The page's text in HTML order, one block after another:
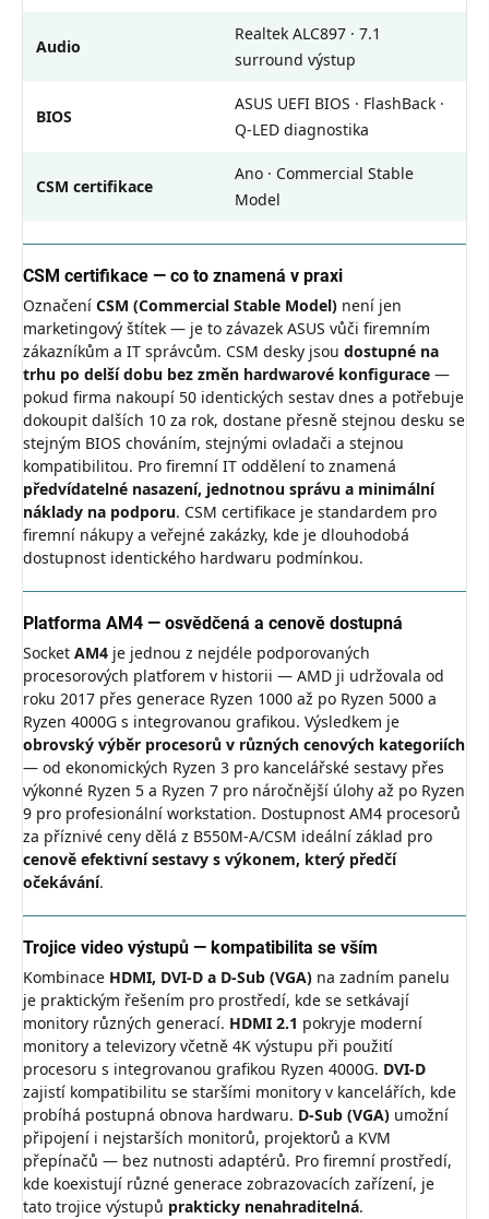
Audio
Realtek ALC897 · 7.1
surround výstup
BIOS
ASUS UEFI BIOS · FlashBack ·
Q-LED diagnostika
CSM certifikace
Ano · Commercial Stable
Model
CSM certifikace — co to znamená v praxi
Označení CSM (Commercial Stable Model) není jen
marketingový štítek — je to závazek ASUS vůči firemním
zákazníkům a IT správcům. CSM desky jsou dostupné na
trhu po delší dobu bez změn hardwarové konfigurace —
pokud firma nakoupí 50 identických sestav dnes a potřebuje
dokoupit dalších 10 za rok, dostane přesně stejnou desku se
stejným BIOS chováním, stejnými ovladači a stejnou
kompatibilitou. Pro firemní IT oddělení to znamená
předvídatelné nasazení, jednotnou správu a minimální
náklady na podporu. CSM certifikace je standardem pro
firemní nákupy a veřejné zakázky, kde je dlouhodobá
dostupnost identického hardwaru podmínkou.
Platforma AM4 — osvědčená a cenově dostupná
Socket AM4 je jednou z nejdéle podporovaných
procesorových platforem v historii — AMD ji udržovala od
roku 2017 přes generace Ryzen 1000 až po Ryzen 5000 a
Ryzen 4000G s integrovanou grafikou. Výsledkem je
obrovský výběr procesorů v různých cenových kategoriích
— od ekonomických Ryzen 3 pro kancelářské sestavy přes
výkonné Ryzen 5 a Ryzen 7 pro náročnější úlohy až po Ryzen
9 pro profesionální workstation. Dostupnost AM4 procesorů
za příznivé ceny dělá z B550M-A/CSM ideální základ pro
cenově efektivní sestavy s výkonem, který předčí
očekávání.
Trojice video výstupů — kompatibilita se vším
Kombinace HDMI, DVI-D a D-Sub (VGA) na zadním panelu
je praktickým řešením pro prostředí, kde se setkávají
monitory různých generací. HDMI 2.1 pokryje moderní
monitory a televizory včetně 4K výstupu při použití
procesoru s integrovanou grafikou Ryzen 4000G. DVI-D
zajistí kompatibilitu se staršími monitory v kancelářích, kde
probíhá postupná obnova hardwaru. D-Sub (VGA) umožní
připojení i nejstarších monitorů, projektorů a KVM
přepínačů — bez nutnosti adaptérů. Pro firemní prostředí,
kde koexistují různé generace zobrazovacích zařízení, je
tato trojice výstupů prakticky nenahraditelná.